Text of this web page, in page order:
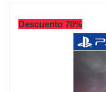
Descuento 70%